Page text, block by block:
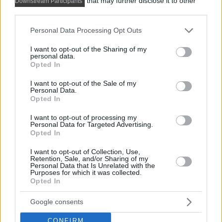
Please note that this website/app uses one or more Google
not limited to your visit or usage behaviour. You may click to
grant or deny consent to Google and its third-party tags to
use your data for below specified purposes in below Google
consent section.
Personal Data Processing Opt Outs
I want to opt-out of the Sharing of my
personal data.
Opted In
I want to opt-out of the Sale of my
Personal Data.
Opted In
I want to opt-out of processing my
Personal Data for Targeted Advertising.
Opted In
I want to opt-out of Collection, Use,
Retention, Sale, and/or Sharing of my
Personal Data that Is Unrelated with the
Purposes for which it was collected.
Opted In
Google consents
stíluselemeivel
A lakberendező teljesen szabad kezet kapott fiatal nő
ügyfelétől, aki csak a zónákat és a bútorok...